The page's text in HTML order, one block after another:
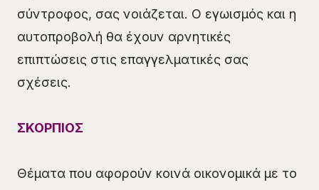
σύντροφος, σας νοιάζεται. Ο εγωισμός και η
αυτοπροβολή θα έχουν αρνητικές
επιπτώσεις στις επαγγελματικές σας
σχέσεις.
ΣΚΟΡΠΙΟΣ
Θέματα που αφορούν κοινά οικονομικά με το